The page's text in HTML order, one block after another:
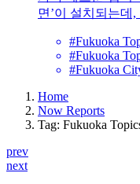
면’이 설치되는데
#Fukuoka
#Fukuoka
#Fukuoka
Home
Now Reports
Tag: Fukuoka
prev
next